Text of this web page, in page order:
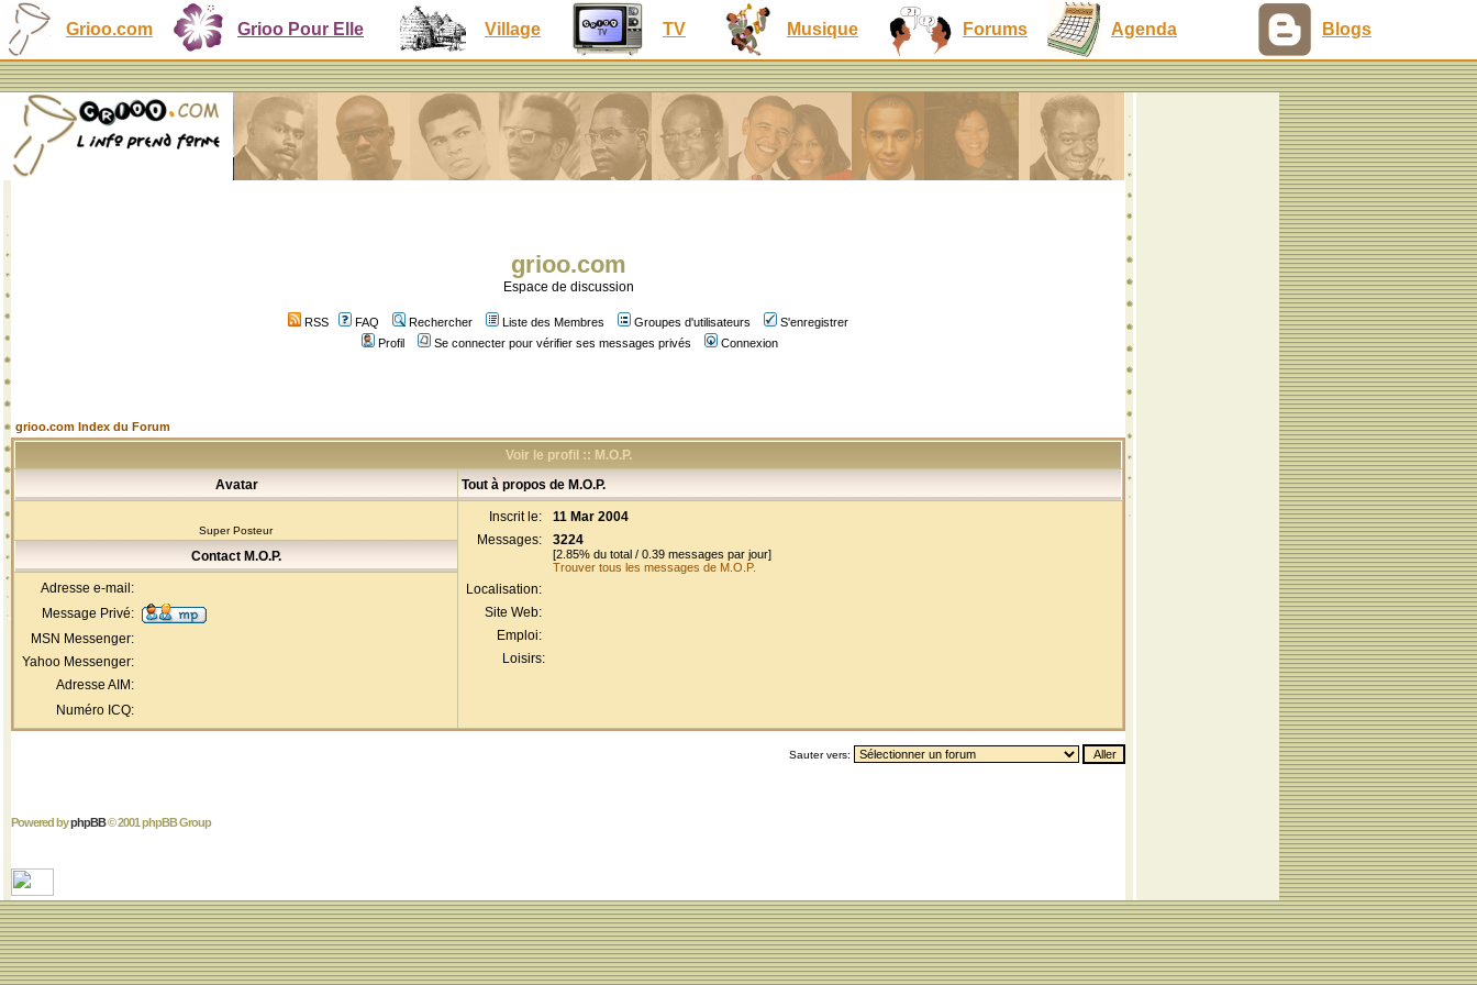
Grioo.com Grioo Pour Elle Village TV Musique Forums Agenda Blogs
grioo.com
Espace de discussion
RSS FAQ Rechercher Liste des Membres Groupes d'utilisateurs
S'enregistrer
Profil
Se connecter pour vérifier ses messages privés Connexion
grioo.com Index du Forum
Voir le profil :: M.O.P.
Avatar
Tout à propos de M.O.P.
Super Posteur
Inscrit le:
11 Mar 2004
Messages:
3224
[2.85% du total / 0.39 messages par jour]
Trouver tous les messages de M.O.P.
Localisation:
Site Web:
Emploi:
Loisirs:
Contact M.O.P.
Adresse e-mail:
Message Privé:
MSN Messenger:
Yahoo Messenger:
Adresse AIM:
Numéro ICQ:
Sauter vers:
Powered byphpBB© 2001 phpBB Group